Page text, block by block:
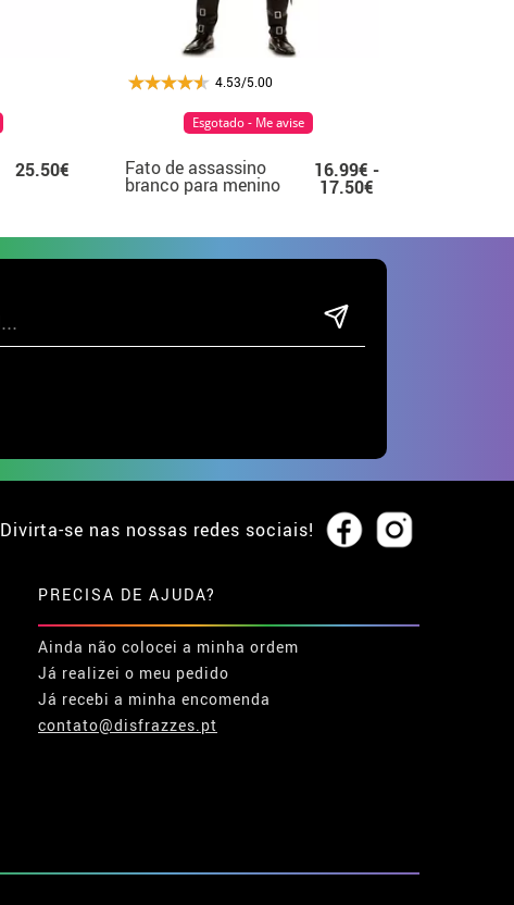
25.50€
4.53/5.00
Fato de assassino
branco para menino
16.99€ -
17.50€
Esgotado - Me avise
Divirta-se nas nossas redes sociais!
PRECISA DE AJUDA?
Ainda não colocei a minha ordem
Já realizei o meu pedido
Já recebi a minha encomenda
contato@disfrazzes.pt